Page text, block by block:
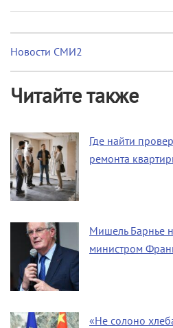
Новости СМИ2
Читайте также
Где найти
ремонта
Мишель Барнье
министром
«Не солоно